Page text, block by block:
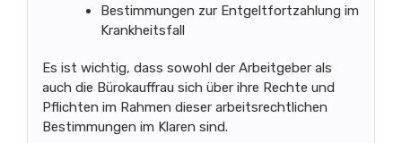
Bestimmungen zur Entgeltfortzahlung im
Krankheitsfall
Es ist wichtig, dass sowohl der Arbeitgeber als
auch die Bürokauffrau sich über ihre Rechte und
Pflichten im Rahmen dieser arbeitsrechtlichen
Bestimmungen im Klaren sind.